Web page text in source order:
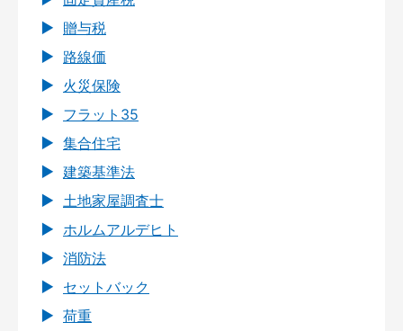
贈与税
路線価
火災保険
フラット35
集合住宅
建築基準法
土地家屋調査士
ホルムアルデヒト
消防法
セットバック
荷重